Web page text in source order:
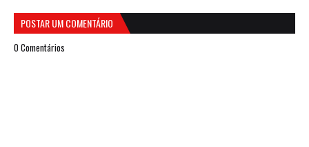
POSTAR UM COMENTÁRIO
0 Comentários